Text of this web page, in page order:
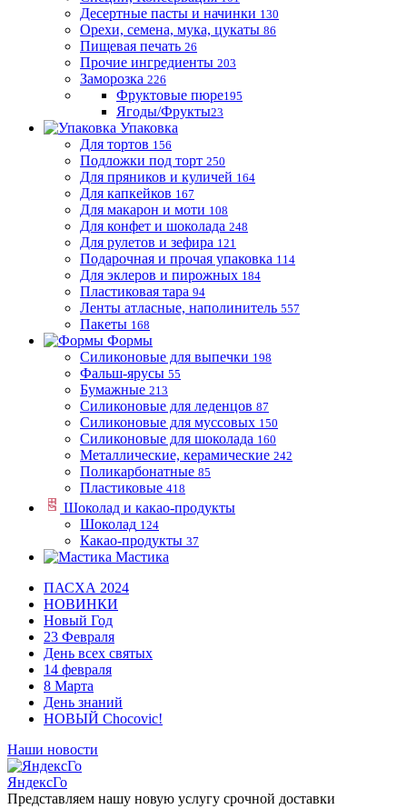
Десертные пасты и начинки 130
Орехи, семена, мука, цукаты 86
Пищевая печать 26
Прочие ингредиенты 203
Заморозка 226
Фруктовые пюре195
Ягоды/Фрукты23
Упаковка
Для тортов 156
Подложки под торт 250
Для пряников и куличей 164
Для капкейков 167
Для макарон и моти 108
Для конфет и шоколада 248
Для рулетов и зефира 121
Подарочная и прочая упаковка 114
Для эклеров и пирожных 184
Пластиковая тара 94
Ленты атласные, наполинитель 557
Пакеты 168
Формы
Силиконовые для выпечки 198
Фальш-ярусы 55
Бумажные 213
Силиконовые для леденцов 87
Силиконовые для муссовых 150
Силиконовые для шоколада 160
Металлические, керамические 242
Поликарбонатные 85
Пластиковые 418
Шоколад и какао-продукты
Шоколад 124
Какао-продукты 37
Мастика
ПАСХА 2024
НОВИНКИ
Новый Год
23 Февраля
День всех святых
14 февраля
8 Марта
День знаний
НОВЫЙ Chocovic!
Наши новости
ЯндексГо
Представляем нашу новую услугу срочной доставки